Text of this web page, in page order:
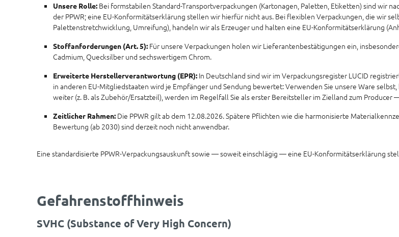
Unsere Rolle: Bei formstabilen Standard-Transportverpackungen (Kartonagen, Paletten, Etiketten) sind wir
der PPWR; eine EU-Konformitätserklärung stellen wir hierfür nicht aus. Bei flexiblen Verpackungen, die wir
Palettenstretchwicklung, Umreifung), handeln wir als Erzeuger und halten eine EU-Konformitätserklärung
Stoffanforderungen (Art. 5): Für unsere Verpackungen holen wir Lieferantenbestätigungen ein,
Cadmium, Quecksilber und sechswertigem Chrom.
Erweiterte Herstellerverantwortung (EPR): In Deutschland sind wir im Verpackungsregister LUCID
in anderen EU-Mitgliedstaaten wird je Empfänger und Sendung bewertet: Verwenden Sie unsere Ware
weiter (z. B. als Zubehör/Ersatzteil), werden im Regelfall Sie als erster Bereitsteller im Zielland zum Producer
Zeitlicher Rahmen: Die PPWR gilt ab dem 12.08.2026. Spätere Pflichten wie die harmonisierte
Bewertung (ab 2030) sind derzeit noch nicht anwendbar.
Eine standardisierte PPWR-Verpackungsauskunft sowie — soweit einschlägig — eine EU-Konformitätserklärung
Gefahrenstoffhinweis
SVHC (Substance of Very High Concern)